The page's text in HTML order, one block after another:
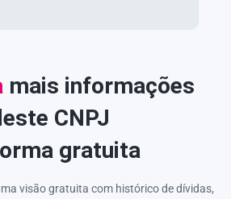
mais informações
CNPJ
gratuita
visão gratuita com histórico de dívidas,